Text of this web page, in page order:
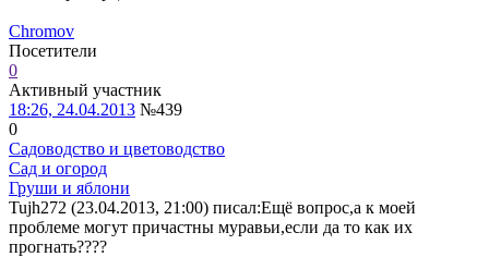
Chromov
Посетители
0
Активный участник
18:26, 24.04.2013 №439
0
Садоводство и цветоводство
Сад и огород
Груши и яблони
Tujh272 (23.04.2013, 21:00) писал:Ещё вопрос,а к моей
проблеме могут причастны муравьи,если да то как их
прогнать????